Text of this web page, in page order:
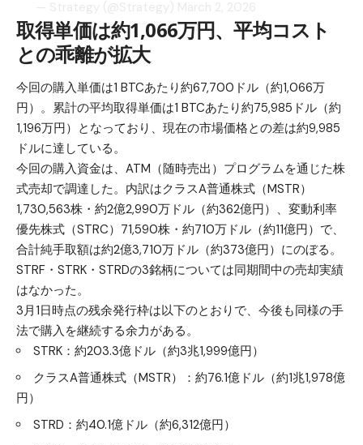
取得単価は約1,066万円、平均コスト
との乖離が拡大
今回の購入単価は1 BTCあたり約67,700ドル（約1,066万
円）。累計の平均取得単価は1 BTCあたり約75,985ドル（約
1,196万円）となっており、現在の市場価格との差は約9,985
ドルに達している。
今回の購入資金は、ATM（随時売出）プログラムを通じた株
式売却で調達した。内訳はクラスA普通株式（MSTR）
1,730,563株・約2億2,990万ドル（約362億円）、変動利率
優先株式（STRC）71,590株・約710万ドル（約11億円）で、
合計純手取額は約2億3,710万ドル（約373億円）にのぼる。
STRF・STRK・STRDの3銘柄については同期間中の売却実績
はなかった。
3月1日時点の残余発行枠は以下のとおりで、今後も同様の手
法で購入を継続する余力がある。
STRK：約203.3億ドル（約3兆1,999億円）
クラスA普通株式（MSTR）：約76.1億ドル（約1兆1,978億
円）
STRD：約40.1億ドル（約6,312億円）